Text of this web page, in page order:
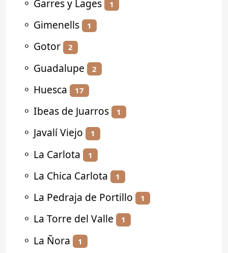
⚬ Garres y Lages 1
⚬ Gimenells 1
⚬ Gotor 2
⚬ Guadalupe 2
⚬ Huesca 17
⚬ Ibeas de Juarros 1
⚬ Javalí Viejo 1
⚬ La Carlota 1
⚬ La Chica Carlota 1
⚬ La Pedraja de Portillo 1
⚬ La Torre del Valle 1
⚬ La Ñora 1